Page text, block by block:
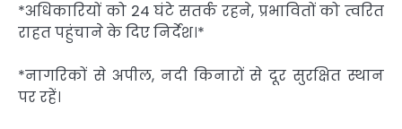
*अधिकारियों को 24 घंटे सतर्क रहने, प्रभावितों को त्वरित
राहत पहुंचाने के दिए निर्देश।*
*नागरिकों से अपील, नदी किनारों से दूर सुरक्षित स्थान
पर रहें।